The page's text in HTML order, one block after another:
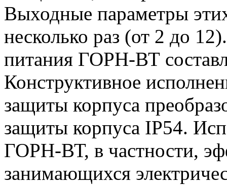
Выходные параметры
несколько раз (от 2 до
питания ГОРН-ВТ
Конструктивное
защиты корпуса
защиты корпуса IP54.
ГОРН-ВТ, в частности,
занимающихся